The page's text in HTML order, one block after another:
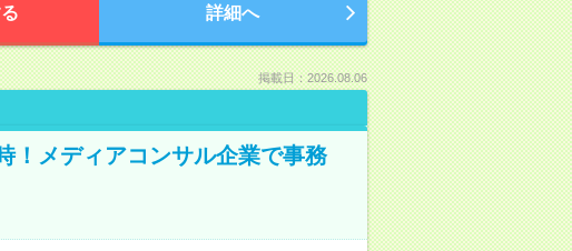
詳細へ
掲載日：2026.08.06
！メディアコンサル企業で事務